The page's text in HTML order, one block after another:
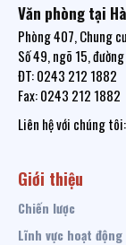
Văn phòng tại
Phòng 407, Chung
Số 49, ngõ 15,
ĐT: 0243 212 1882
Fax: 0243 212 1882
Liên hệ với chúng tôi:
Giới thiệu
Chiến lược
Lĩnh vực hoạt động